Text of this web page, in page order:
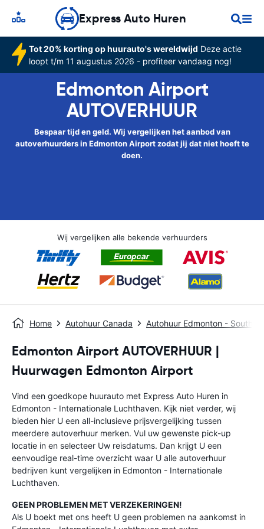
Express Auto Huren
Tot 20% korting op huurauto's wereldwijd Deze actie
loopt t/m 11 augustus 2026 - profiteer vandaag nog!
Edmonton Airport
AUTOVERHUUR
Bespaar tijd en geld. Wij vergelijken het aanbod van
autoverhuurders in Edmonton Airport zodat jij dat niet hoeft te
doen.
Wij vergelijken alle bekende verhuurders
Home Autohuur Canada Autohuur Edmonton - South
Edmonton Airport AUTOVERHUUR |
Huurwagen Edmonton Airport
Vind een goedkope huurauto met Express Auto Huren in
Edmonton - Internationale Luchthaven. Kijk niet verder, wij
bieden hier U een all-inclusieve prijsvergelijking tussen
meerdere autoverhuur merken. Vul uw gewenste pick-up
locatie in en selecteer Uw reisdatums. Dan krijgt U een
eenvoudige real-time overzicht waar U alle autoverhuur
bedrijven kunt vergelijken in Edmonton - Internationale
Luchthaven.
GEEN PROBLEMEN MET VERZEKERINGEN!
Als U boekt met ons heeft U geen problemen na aankomst in